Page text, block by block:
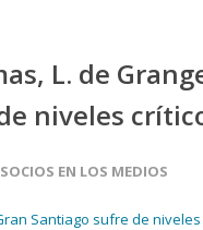
L. de
niveles
SOCIOS EN LOS MEDIOS
Santiago sufre de